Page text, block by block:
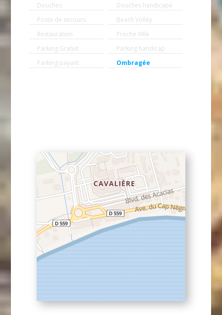
Douches
Douches handicapé
Poste de secours
Beach Volley
Restauration
Proche Ville
Parking Gratuit
Parking handicap
Parking payant
Ombragée